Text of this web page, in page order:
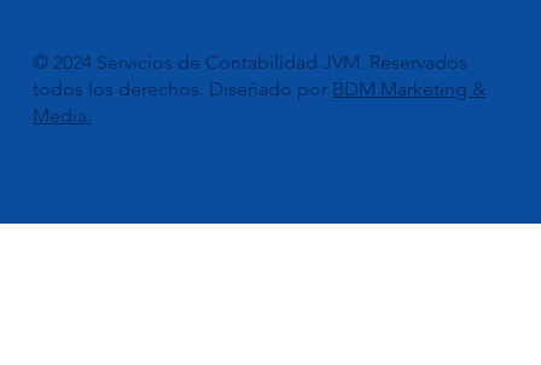
© 2024 Servicios de Contabilidad JVM. Reservados
todos los derechos. Diseñado por BDM Marketing &
Media.